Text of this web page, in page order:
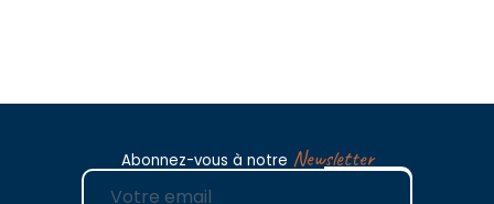
Abonnez-vous à notre Newsletter
E-mail